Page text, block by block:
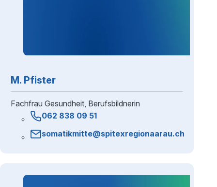
M. Pfister
Fachfrau Gesundheit, Berufsbildnerin
062 838 09 51
somatikmitte@spitexregionaarau.ch